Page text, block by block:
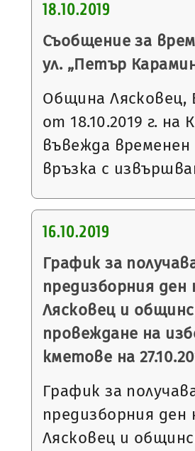
18.10.2019
Съобщение за
ул. „Петър
Община Лясковец,
от 18.10.2019 г.
въвежда
връзка с
16.10.2019
График за
предизборния ден
Лясковец и
провеждане на
кметове на
График за
предизборния ден
Лясковец и